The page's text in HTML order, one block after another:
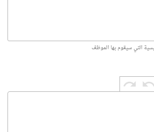
التي سيقوم بها الموظف